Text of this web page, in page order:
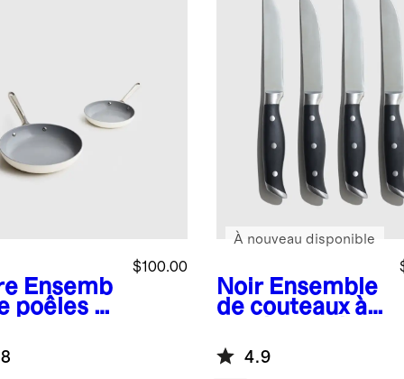
Ensemb
poêles à
$100.00
Noir Ensemble
de couteaux à
inoxydable
allemand
À nouveau disponible
4.9